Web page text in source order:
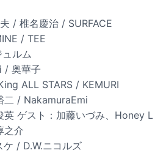
/ 椎名慶治 / SURFACE
/ TEE
ュルム
/ 奥華子
ALL STARS / KEMURI
二 / NakamuraEmi
英 ゲスト：加藤いづみ、Honey
之介
ケ / D.W.ニコルズ